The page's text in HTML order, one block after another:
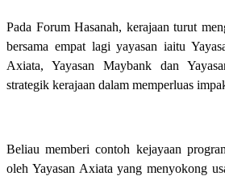
Pada Forum Hasanah, kerajaan turut
bersama empat lagi yayasan iaitu
Axiata, Yayasan Maybank dan
strategik kerajaan dalam memperluas
Beliau memberi contoh kejayaan
oleh Yayasan Axiata yang menyokong